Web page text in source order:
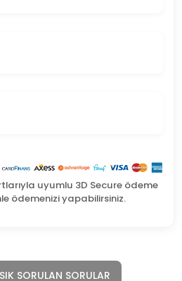
uyumlu 3D Secure ödeme
ödemenizi yapabilirsiniz.
SIK SORULAN SORULAR